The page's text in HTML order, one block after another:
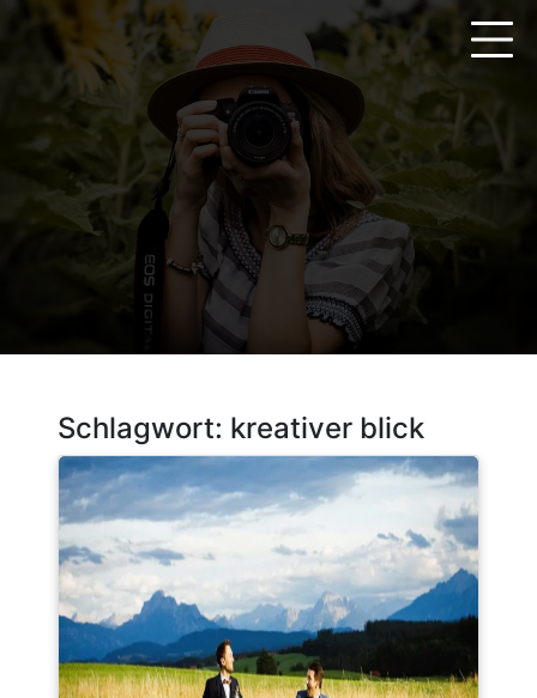
springen
Schlagwort: kreativer blick